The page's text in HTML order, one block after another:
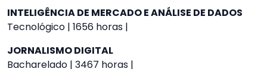
INTELIGÊNCIA DE MERCADO E ANÁLISE DE DADOS
Tecnológico | 1656 horas |
JORNALISMO DIGITAL
Bacharelado | 3467 horas |